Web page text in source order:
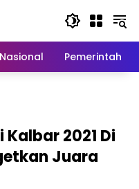
Nasional Pemerintah
2021 Di
Juara